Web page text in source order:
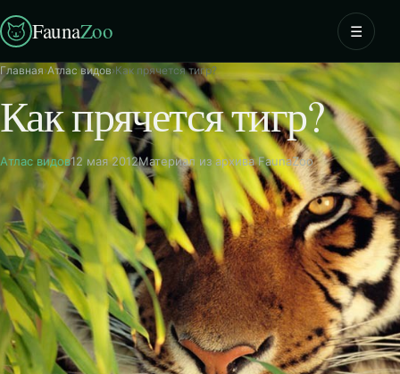
FaunaZoo ☰
Главная›Атлас видов›Как прячется тигр?
Как прячется тигр?
Атлас видов12 мая 2012Материал из архива FaunaZoo